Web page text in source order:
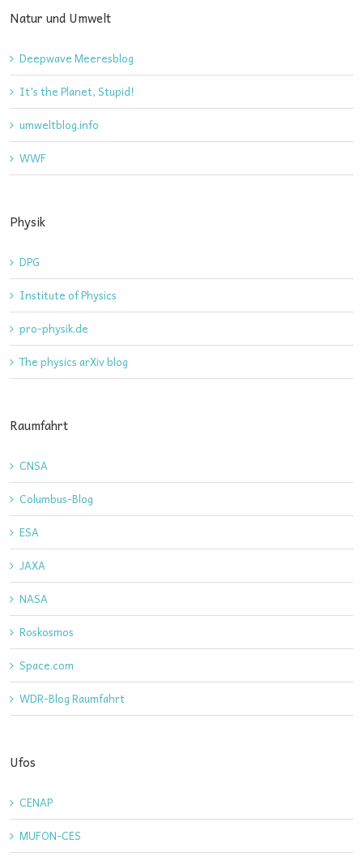
Natur und Umwelt
Deepwave Meeresblog
It's the Planet, Stupid!
umweltblog.info
WWF
Physik
DPG
Institute of Physics
pro-physik.de
The physics arXiv blog
Raumfahrt
CNSA
Columbus-Blog
ESA
JAXA
NASA
Roskosmos
Space.com
WDR-Blog Raumfahrt
Ufos
CENAP
MUFON-CES